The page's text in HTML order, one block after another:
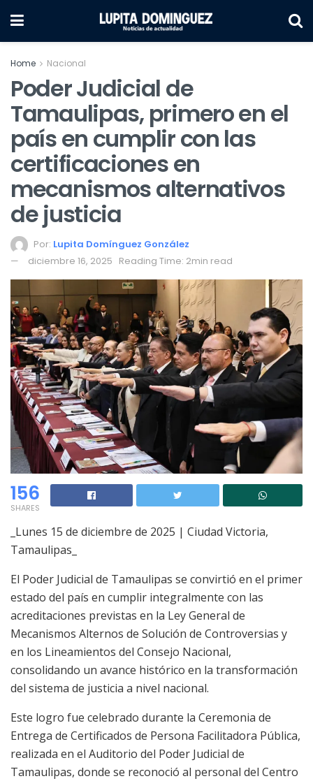
Home Nacional
Poder Judicial de
Tamaulipas, primero en el
país en cumplir con las
certificaciones en
mecanismos alternativos
de justicia
Por: Lupita Domínguez González
diciembre 16, 2025 Reading Time: 2min read
156
SHARES
_Lunes 15 de diciembre de 2025 | Ciudad Victoria,
Tamaulipas_
El Poder Judicial de Tamaulipas se convirtió en el primer
estado del país en cumplir integralmente con las
acreditaciones previstas en la Ley General de
Mecanismos Alternos de Solución de Controversias y
en los Lineamientos del Consejo Nacional,
consolidando un avance histórico en la transformación
del sistema de justicia a nivel nacional.
Este logro fue celebrado durante la Ceremonia de
Entrega de Certificados de Persona Facilitadora Pública,
realizada en el Auditorio del Poder Judicial de
Tamaulipas, donde se reconoció al personal del Centro